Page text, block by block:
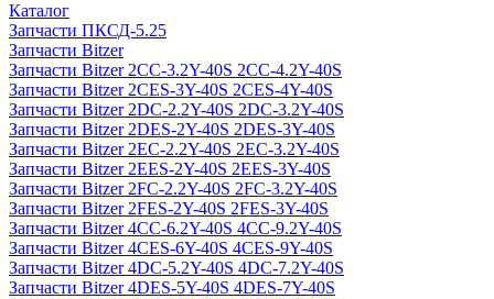
Каталог
Запчасти ПКСД-5.25
Запчасти Bitzer
Запчасти Bitzer 2CC-3.2Y-40S 2CC-4.2Y-40S
Запчасти Bitzer 2CES-3Y-40S 2CES-4Y-40S
Запчасти Bitzer 2DC-2.2Y-40S 2DC-3.2Y-40S
Запчасти Bitzer 2DES-2Y-40S 2DES-3Y-40S
Запчасти Bitzer 2EC-2.2Y-40S 2EC-3.2Y-40S
Запчасти Bitzer 2EES-2Y-40S 2EES-3Y-40S
Запчасти Bitzer 2FC-2.2Y-40S 2FC-3.2Y-40S
Запчасти Bitzer 2FES-2Y-40S 2FES-3Y-40S
Запчасти Bitzer 4CC-6.2Y-40S 4CC-9.2Y-40S
Запчасти Bitzer 4CES-6Y-40S 4CES-9Y-40S
Запчасти Bitzer 4DC-5.2Y-40S 4DC-7.2Y-40S
Запчасти Bitzer 4DES-5Y-40S 4DES-7Y-40S